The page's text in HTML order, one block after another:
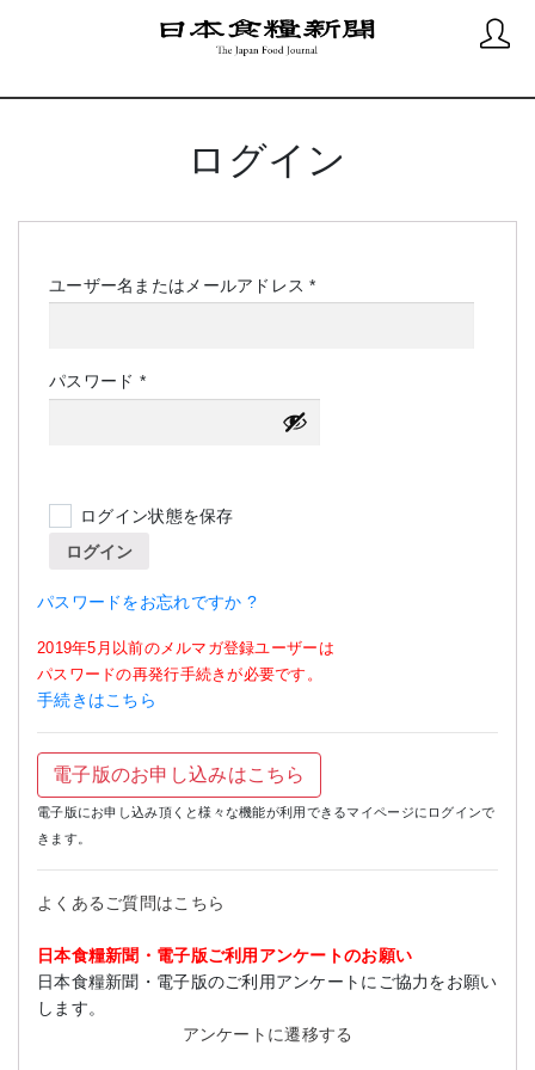
ログイン
ユーザー名またはメールアドレス*必
パスワード *必
須
ログイン状態を保存
ログイン
パスワードをお忘れですか ?
2019年5月以前のメルマガ登録ユーザーは
パスワードの再発行手続きが必要です。
手続きはこちら
電子版のお申し込みはこちら
電子版にお申し込み頂くと様々な機能が利用できるマイページにログインで
きます。
よくあるご質問はこちら
日本食糧新聞・電子版ご利用アンケートのお願い
日本食糧新聞・電子版のご利用アンケートにご協力をお願い
します。
アンケートに遷移する